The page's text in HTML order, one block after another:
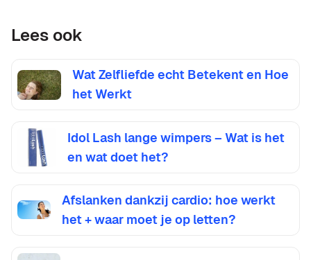
Lees ook
Wat Zelfliefde echt Betekent en Hoe
het Werkt
Idol Lash lange wimpers – Wat is het
en wat doet het?
Afslanken dankzij cardio: hoe werkt
het + waar moet je op letten?